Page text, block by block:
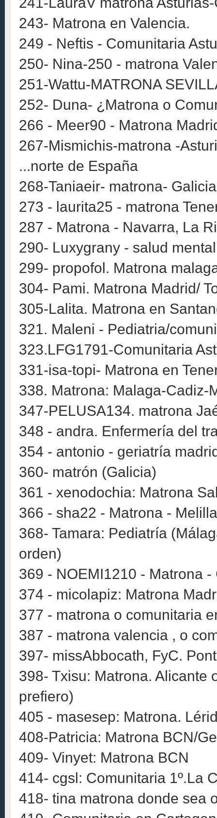
243- Matrona en Valencia.
249 - Neftis - Comunitaria
250- Nina-250 - matrona
251-Wattu-MATRONA
252- Duna- ¿Matrona o
266 - Meer90 - Matrona
267-Mismichis-matrona -
...norte de España
268-Taniaeir- matrona- Galicia
273 - laurita25 - matrona
287 - Matrona - Navarra, La
290- Luxygrany - salud
299- propofol. Matrona
304- Pami. Matrona Madrid/
305-Lalita. Matrona en
321. Maleni - Pediatria/
323.LFG1791-Comunitaria
331-isa-topi- Matrona en
338. Matrona: Malaga-Cadiz-
347-PELUSA134. matrona
348 - andra. Enfermería del
354 - antonio - geriatría
360- matrón (Galicia)
361 - xenodochia: Matrona
366 - sha22 - Matrona - Melilla
368- Tamara: Pediatría
orden)
369 - NOEMI1210 - Matrona -
374 - micolapiz: Matrona
377 - matrona o comunitaria
387 - matrona valencia , o
397- missAbbocath, FyC.
398- Txisu: Matrona. Alicante
prefiero)
405 - masesep: Matrona.
408-Patricia: Matrona BCN/
409- Vinyet: Matrona BCN
414- cgsl: Comunitaria 1º.La
418- tina matrona donde sea